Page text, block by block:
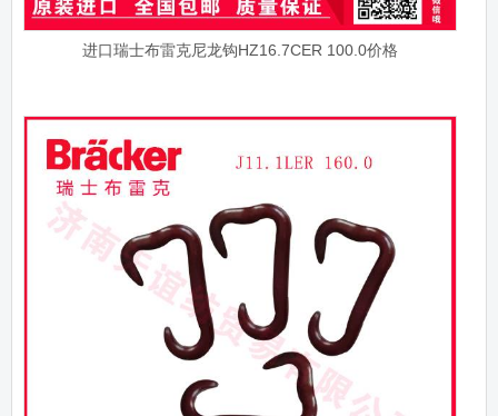
进口瑞士布雷克尼龙钩HZ16.7CER 100.0价格